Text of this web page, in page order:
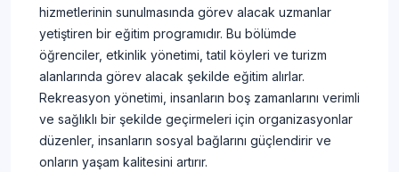
hizmetlerinin sunulmasında görev alacak uzmanlar
yetiştiren bir eğitim programıdır. Bu bölümde
öğrenciler, etkinlik yönetimi, tatil köyleri ve turizm
alanlarında görev alacak şekilde eğitim alırlar.
Rekreasyon yönetimi, insanların boş zamanlarını verimli
ve sağlıklı bir şekilde geçirmeleri için organizasyonlar
düzenler, insanların sosyal bağlarını güçlendirir ve
onların yaşam kalitesini artırır.